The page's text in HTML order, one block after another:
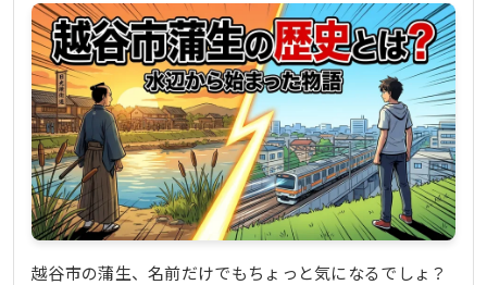
越谷市の蒲生、名前だけでもちょっと気になるでしょ？